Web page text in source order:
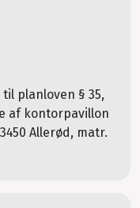
planloven § 35,
af kontorpavillon
Allerød, matr.